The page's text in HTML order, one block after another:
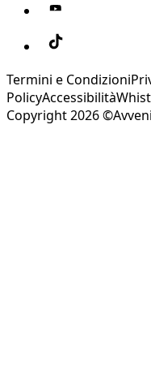
Termini e Condizioni
PolicyAccessibilità
Copyright 2026